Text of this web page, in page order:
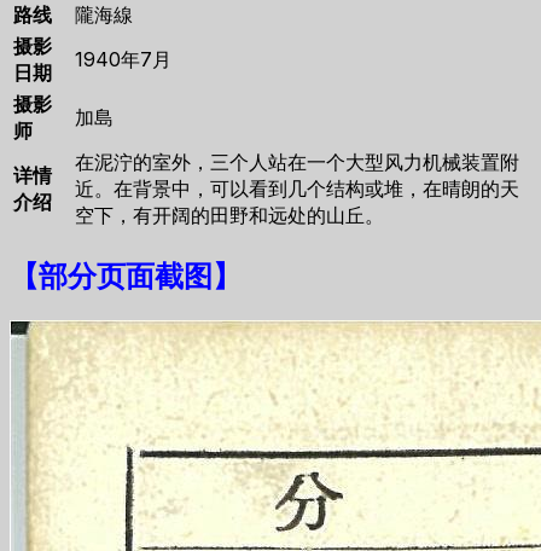
路线
隴海線
摄影
日期
1940年7月
摄影
师
加島
详情
介绍
在泥泞的室外，三个人站在一个大型风力机械装置附
近。在背景中，可以看到几个结构或堆，在晴朗的天
空下，有开阔的田野和远处的山丘。
【部分页面截图 】